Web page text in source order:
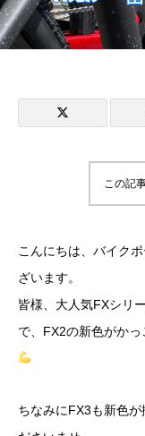
この記
こんにちは、バイク
ざいます。
皆様、大人気FXシリ
で、FX2の新色がか
ちなみにFX3も新色